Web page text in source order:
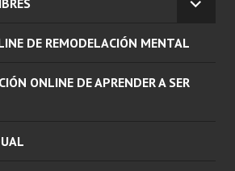
DE REMODELACIÓN MENTAL
ONLINE DE APRENDER A SER